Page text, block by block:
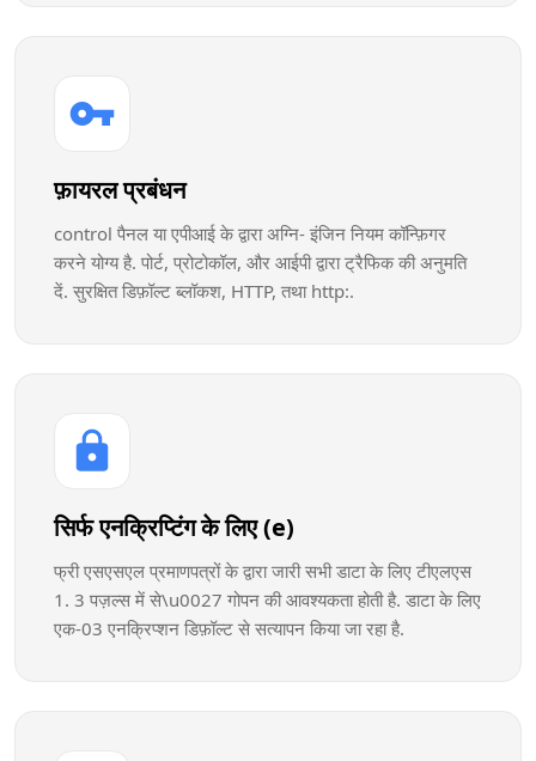
फ़ायरल प्रबंधन
control पैनल या एपीआई के द्वारा अग्नि- इंजिन नियम कॉन्फ़िगर
करने योग्य है. पोर्ट, प्रोटोकॉल, और आईपी द्वारा ट्रैफिक की अनुमति
दें. सुरक्षित डिफ़ॉल्ट ब्लॉकश, HTTP, तथा http:.
सिर्फ एनक्रिप्टिंग के लिए (e)
फ्री एसएसएल प्रमाणपत्रों के द्वारा जारी सभी डाटा के लिए टीएलएस
1. 3 पज़ल्स में से\u0027 गोपन की आवश्यकता होती है. डाटा के लिए
एक-03 एनक्रिप्शन डिफ़ॉल्ट से सत्यापन किया जा रहा है.